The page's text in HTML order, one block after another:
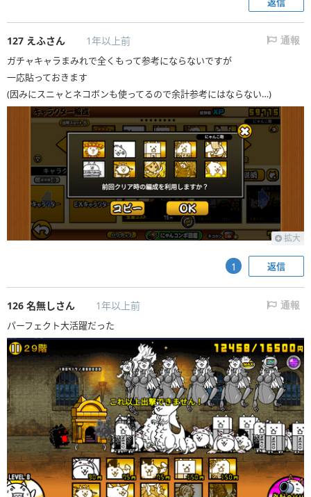
127 えふさん 1年以上前 通報
ガチャキャラまみれで全くもって参考にならないですが
一応貼っておきます
(因みにスニャとネコボンも使ってるので余計参考にはならない…)
拡大
返信
1
126 名無しさん 1年以上前 通報
パーフェクト大活躍だった